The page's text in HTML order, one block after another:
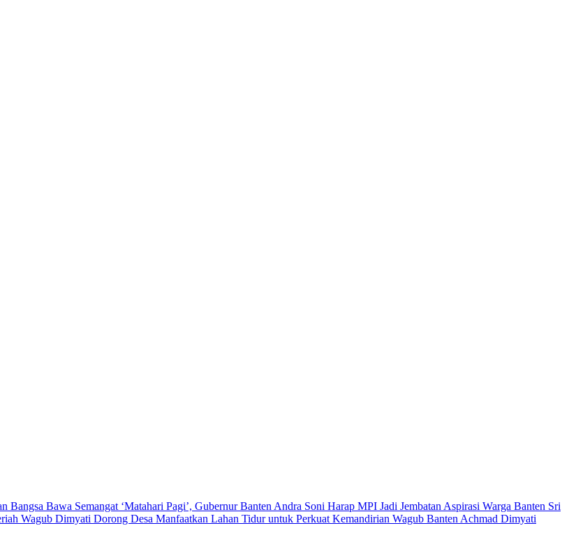
Bangsa Bawa Semangat ‘Matahari Pagi’, Gubernur Banten Andra Soni Harap MPI Jadi Jembatan Aspirasi Warga Banten Sri
Wagub Dimyati Dorong Desa Manfaatkan Lahan Tidur untuk Perkuat Kemandirian Wagub Banten Achmad Dimyati